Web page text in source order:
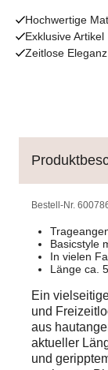
Hochwertige
Exklusive Artikel
Zeitlose Eleganz
Bestell-Nr.
Basicstyle
In vielen
Länge ca.
Ein
und
aus
aktueller
und